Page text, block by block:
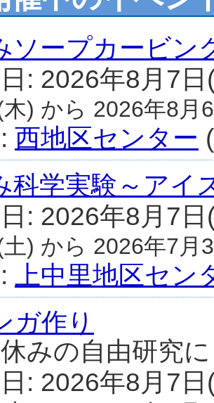
ソープカービン
日: 2026年8月7
) から 2026年8月
西地区センター (
科学実験～アイ
日: 2026年8月7
) から 2026年7月
上中里地区セン
ガ作り
みの自由研究
日: 2026年8月7